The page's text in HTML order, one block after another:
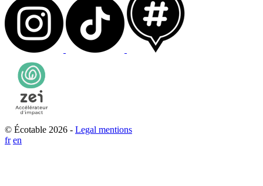
© Écotable 2026 - Legal mentions
fr en